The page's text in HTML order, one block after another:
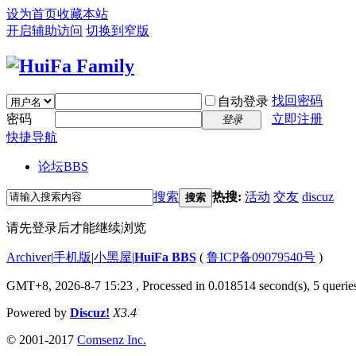
设为首页收藏本站
开启辅助访问 切换到窄版
自动登录 找回密码
密码
登录
立即注册
快捷导航
论坛BBS
搜索 搜索 热搜: 活动 交友 discuz
请先登录后才能继续浏览
Archiver|手机版|小黑屋|HuiFa BBS ( 鲁ICP备09079540号 )
GMT+8, 2026-8-7 15:23 , Processed in 0.018514 second(s), 5
Powered by Discuz! X3.4
© 2001-2017 Comsenz Inc.